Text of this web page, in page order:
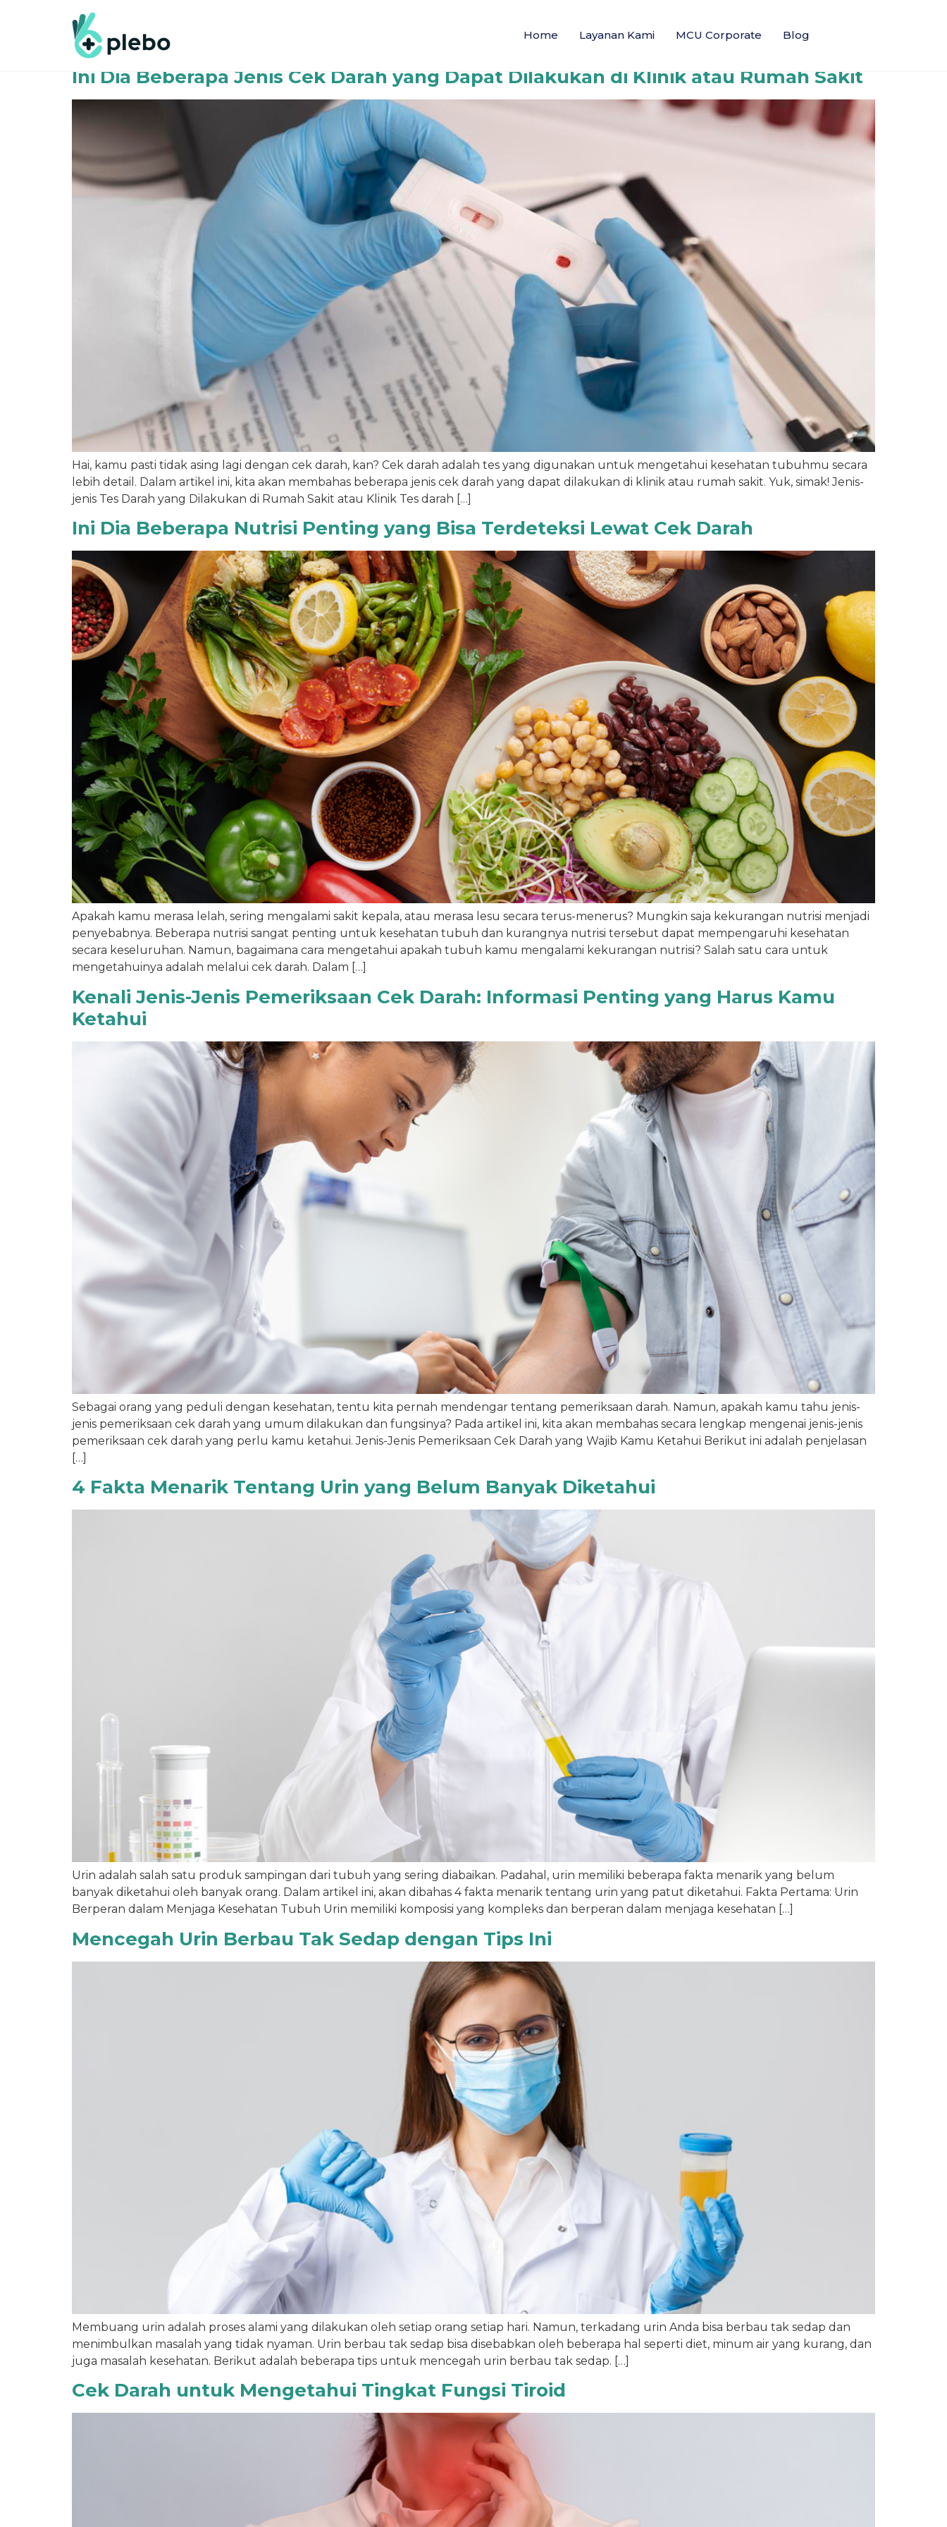
Home Layanan Kami MCU Corporate Blog
Author:
Ini Dia Beberapa Jenis Cek Darah yang Dapat Dilakukan di Klinik atau Rumah Sakit
Hai, kamu pasti tidak asing lagi dengan cek darah, kan? Cek darah adalah tes yang digunakan untuk mengetahui kesehatan tubuhmu secara
lebih detail. Dalam artikel ini, kita akan membahas beberapa jenis cek darah yang dapat dilakukan di klinik atau rumah sakit. Yuk, simak! Jenis-
jenis Tes Darah yang Dilakukan di Rumah Sakit atau Klinik Tes darah […]
Ini Dia Beberapa Nutrisi Penting yang Bisa Terdeteksi Lewat Cek Darah
Apakah kamu merasa lelah, sering mengalami sakit kepala, atau merasa lesu secara terus-menerus? Mungkin saja kekurangan nutrisi menjadi
penyebabnya. Beberapa nutrisi sangat penting untuk kesehatan tubuh dan kurangnya nutrisi tersebut dapat mempengaruhi kesehatan
secara keseluruhan. Namun, bagaimana cara mengetahui apakah tubuh kamu mengalami kekurangan nutrisi? Salah satu cara untuk
mengetahuinya adalah melalui cek darah. Dalam […]
Kenali Jenis-Jenis Pemeriksaan Cek Darah: Informasi Penting yang Harus Kamu
Ketahui
Sebagai orang yang peduli dengan kesehatan, tentu kita pernah mendengar tentang pemeriksaan darah. Namun, apakah kamu tahu jenis-
jenis pemeriksaan cek darah yang umum dilakukan dan fungsinya? Pada artikel ini, kita akan membahas secara lengkap mengenai jenis-jenis
pemeriksaan cek darah yang perlu kamu ketahui. Jenis-Jenis Pemeriksaan Cek Darah yang Wajib Kamu Ketahui Berikut ini adalah penjelasan
[…]
4 Fakta Menarik Tentang Urin yang Belum Banyak Diketahui
Urin adalah salah satu produk sampingan dari tubuh yang sering diabaikan. Padahal, urin memiliki beberapa fakta menarik yang belum
banyak diketahui oleh banyak orang. Dalam artikel ini, akan dibahas 4 fakta menarik tentang urin yang patut diketahui. Fakta Pertama: Urin
Berperan dalam Menjaga Kesehatan Tubuh Urin memiliki komposisi yang kompleks dan berperan dalam menjaga kesehatan […]
Mencegah Urin Berbau Tak Sedap dengan Tips Ini
Membuang urin adalah proses alami yang dilakukan oleh setiap orang setiap hari. Namun, terkadang urin Anda bisa berbau tak sedap dan
menimbulkan masalah yang tidak nyaman. Urin berbau tak sedap bisa disebabkan oleh beberapa hal seperti diet, minum air yang kurang, dan
juga masalah kesehatan. Berikut adalah beberapa tips untuk mencegah urin berbau tak sedap. […]
Cek Darah untuk Mengetahui Tingkat Fungsi Tiroid